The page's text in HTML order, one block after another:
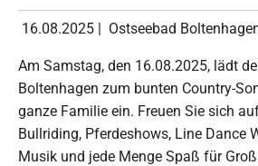
16.08.2025 | Ostseebad
Am Samstag, den 16.08.2025, lädt
Boltenhagen zum bunten Country-
ganze Familie ein. Freuen Sie sich
Bullriding, Pferdeshows, Line Dance
Musik und jede Menge Spaß für